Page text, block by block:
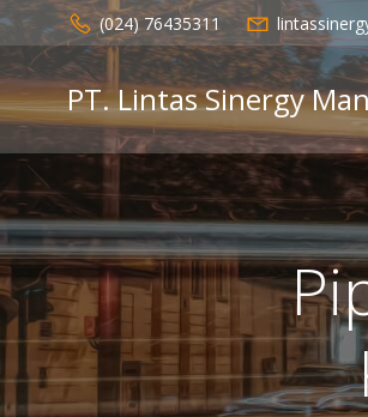
Skip
to
content
(024) 76435311
PT. Lintas Sinergy